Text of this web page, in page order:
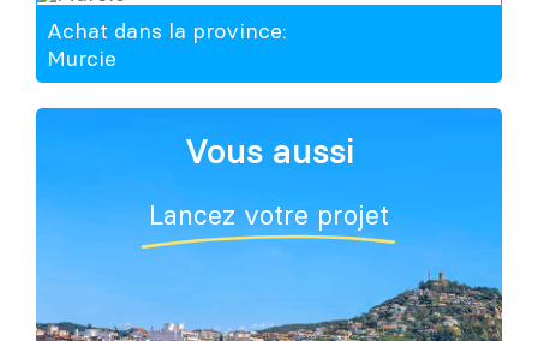
Achat dans la province:
Murcie
Vous aussi
Lancez votre projet